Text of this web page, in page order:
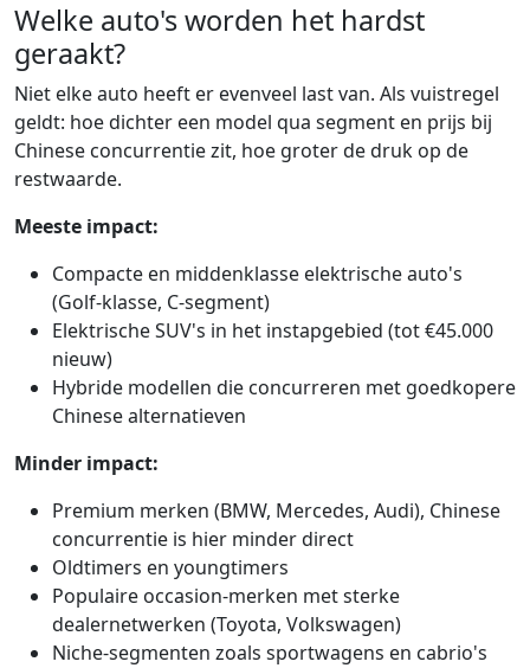
Welke auto's worden het hardst
geraakt?
Niet elke auto heeft er evenveel last van. Als vuistregel
geldt: hoe dichter een model qua segment en prijs bij
Chinese concurrentie zit, hoe groter de druk op de
restwaarde.
Meeste impact:
Compacte en middenklasse elektrische auto's
(Golf-klasse, C-segment)
Elektrische SUV's in het instapgebied (tot €45.000
nieuw)
Hybride modellen die concurreren met goedkopere
Chinese alternatieven
Minder impact:
Premium merken (BMW, Mercedes, Audi), Chinese
concurrentie is hier minder direct
Oldtimers en youngtimers
Populaire occasion-merken met sterke
dealernetwerken (Toyota, Volkswagen)
Niche-segmenten zoals sportwagens en cabrio's